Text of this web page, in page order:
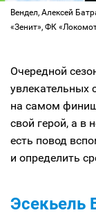
Вендел, Алексей
«Зенит», ФК
Очередной
увлекательных
на самом
свой герой, а в
есть повод
и определить
Эсекьель